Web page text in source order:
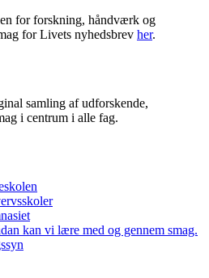
for forskning, håndværk og
for Livets nyhedsbrev her.
samling af udforskende,
i centrum i alle fag.
kan vi lære med og gennem smag.